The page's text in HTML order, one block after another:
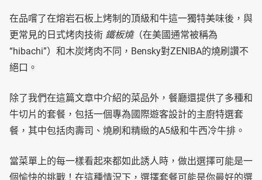
在品嚐了在熔岩石板上烤制的頂級和牛這一獨特美味後，與
更常見的日式烤肉技術 鐵板燒（在美國通常被稱為
“hibachi”）和木炭烤肉不同，Bensky對ZENIBA的燒刷讚不
絕口。
除了我們在這篇文章中介紹的菜品外，餐廳還提供了多種和
牛切片的套餐，包括一個專為國際遊客設計的主廚特選套
餐，其中包括肉壽司、燒刷和精緻的A5級和牛西冷牛排。
當菜單上的每一樣看起來都如此誘人時，做出選擇可能是一
個愉快的挑戰！在這種情況下，選擇套餐可能是你最好的選